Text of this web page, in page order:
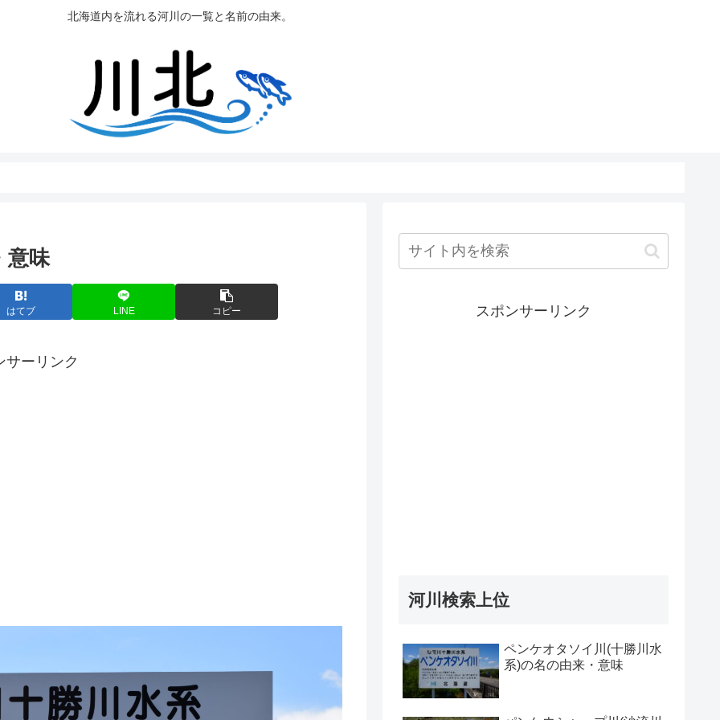
北海道内を流れる河川の一覧と名前の由来。
意味
はてブ LINE コピー
サーリンク
スポンサーリンク
河川検索上位
ペンケオタソイ川(十勝川水
系)の名の由来・意味